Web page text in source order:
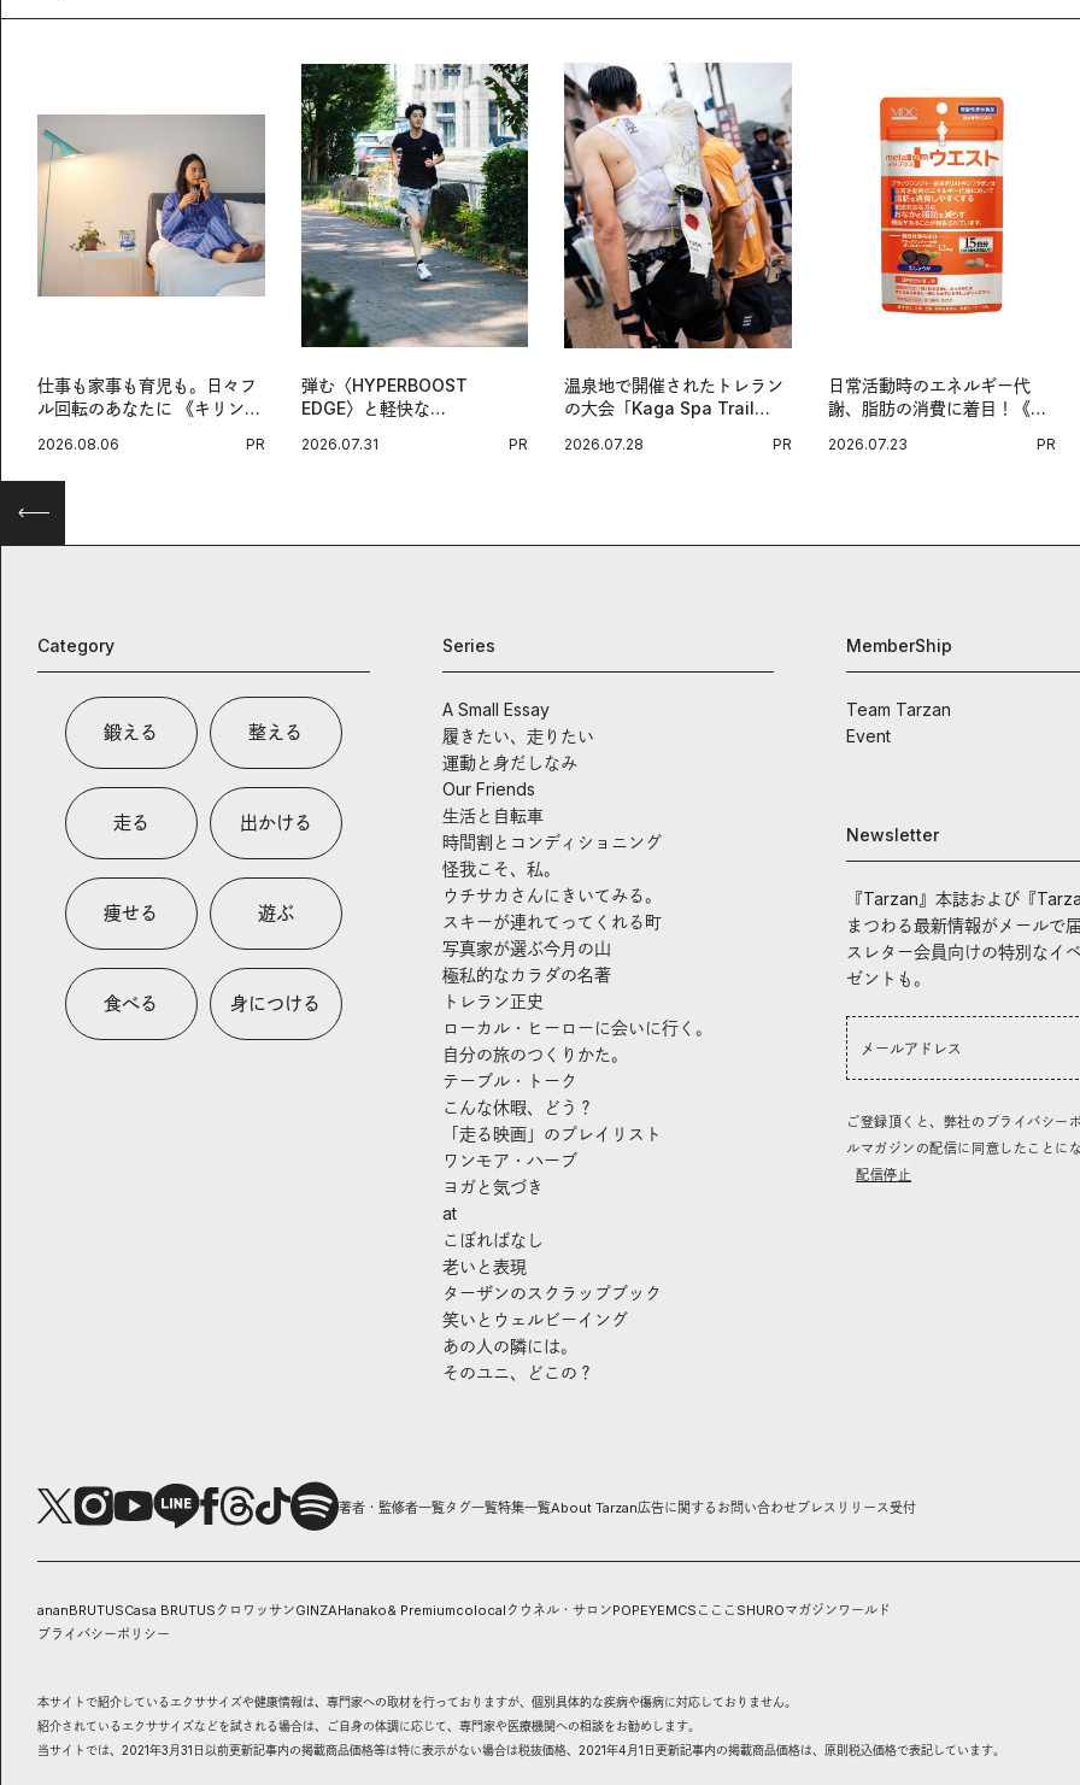
仕事も家事も育児も。日々フ
ル回転のあなたに 《キリン
慣。
2026.08.06 PR
弾む〈HYPERBOOST
EDGE〉と軽快な
に寄り添うアディダスが打ち
2026.07.31 PR
温泉地で開催されたトレラン
の大会「Kaga Spa Trail
UTMB」。本戦を夢見るラン
2026.07.28 PR
日常活動時のエネルギー代
謝、脂肪の消費に着目！《メ
体メンテ習慣。
2026.07.23 PR
Category
鍛える 整える
走る 出かける
痩せる 遊ぶ
食べる 身につける
Series
A Small Essay
履きたい、走りたい
運動と身だしなみ
Our Friends
生活と自転車
時間割とコンディショニング
怪我こそ、私。
ウチサカさんにきいてみる。
スキーが連れてってくれる町
写真家が選ぶ今月の山
極私的なカラダの名著
トレラン正史
ローカル・ヒーローに会いに行く。
自分の旅のつくりかた。
テーブル・トーク
こんな休暇、どう？
「走る映画」のプレイリスト
ワンモア・ハーブ
ヨガと気づき
at
こぼればなし
老いと表現
ターザンのスクラップブック
笑いとウェルビーイング
あの人の隣には。
そのユニ、どこの？
MemberShip
Team Tarzan
Event
Newsletter
『Tarzan』本誌および『
まつわる最新情報がメールで
スレター会員向けの特別なイ
ゼントも。
ご登録頂くと、弊社のプライバシー
ルマガジンの配信に同意したことにな
配信停止
著者・監修者一覧タグ一覧特集一覧About Tarzan広告に関するお問い合わせ プレスリリース受付
ananBRUTUSCasa BRUTUS クロワッサンGINZAHanako& Premiumcolocal クウネル・サロンPOPEYEMCS こここ SHUROマガジンワールド
プライバシーポリシー
本サイトで紹介しているエクササイズや健康情報は、専門家への取材を行っておりますが、個別具体的な疾病や傷病に対応しておりません。
紹介されているエクササイズなどを試される場合は、ご自身の体調に応じて、専門家や医療機関への相談をお勧めします。
当サイトでは、2021年3月31日以前更新記事内の掲載商品価格等は特に表示がない場合は税抜価格、2021年4月1日更新記事内の掲載商品価格は、原則税込価格で表記しています。